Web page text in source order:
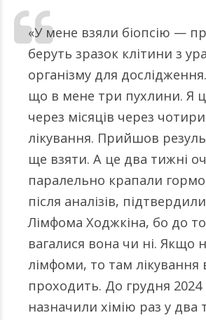
«У мене взяли біопсію —
беруть зразок клітини з
організму для
що в мене три пухлини. Я
через місяців через чотири
лікування. Прийшов
ще взяти. А це два тижні
паралельно крапали
після аналізів,
Лімфома Ходжкіна, бо до
вагалися вона чи ні. Якщо
лімфоми, то там лікування
проходить. До грудня 2024
назначили хімію раз у два